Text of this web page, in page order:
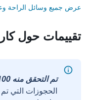
عرض جميع وسائل الراحة
تقييمات حول
تم التحقق منه 100%
الحجوزات التي